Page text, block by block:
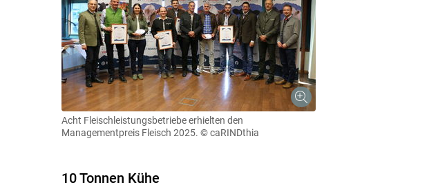
Acht Fleischleistungsbetriebe erhielten den
Managementpreis Fleisch 2025. © caRINDthia
10 Tonnen Kühe